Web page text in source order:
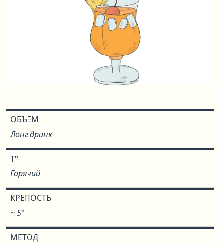
ОБЪЁМ
Лонг дринк
T°
Горячий
КРЕПОСТЬ
~ 5°
МЕТОД